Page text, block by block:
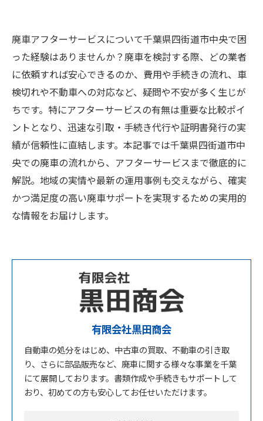
廃車アフターサービスについて千葉県四街道市中央で困
った経験はありませんか？廃車を検討する際、どの業者
に依頼すれば安心できるのか、費用や手続きの流れ、車
検切れや不動車への対応など、疑問や不安が多く生じが
ちです。特にアフターサービスの有無は重要な比較ポイ
ントとなり、迅速な引取・手続き代行や証明書発行の実
績が信頼性に直結します。本記事では千葉県四街道市中
央での廃車の流れから、アフターサービスまで徹底的に
解説。地域の実情や最新の運用事例も交えながら、確実
かつ満足度の高い廃車サポートを実現するための実用的
な情報をお届けします。
有限会社黒田商会
自動車の処分をはじめ、中古車の買取、不動車の引き取
り、さらに部品販売など、廃車に関する様々な事業を千葉
にて展開しております。書類作成や手続きもサポートして
おり、初めての方も安心してお任せいただけます。